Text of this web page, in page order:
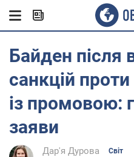
Байден після
санкцій проти
із промовою:
заяви
Дар'я Дурова Світ